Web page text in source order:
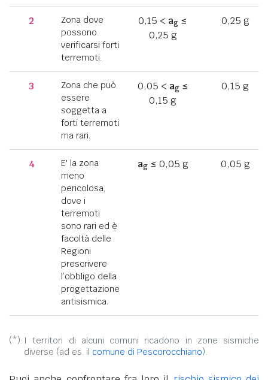
2
Zona dove
possono
verificarsi forti
terremoti.
0,15 < ag ≤
0,25 g
0,25 g
3
Zona che può
essere
soggetta a
forti terremoti
ma rari.
0,05 < ag≤
0,15 g
0,15 g
4
E' la zona
meno
pericolosa,
dove i
terremoti
sono rari ed è
facoltà delle
Regioni
prescrivere
l’obbligo della
progettazione
antisismica.
ag≤ 0,05 g 0,05 g
(*): I territori di alcuni comuni ricadono in zone sismiche
diverse (ad es. il comune di Pescorocchiano).